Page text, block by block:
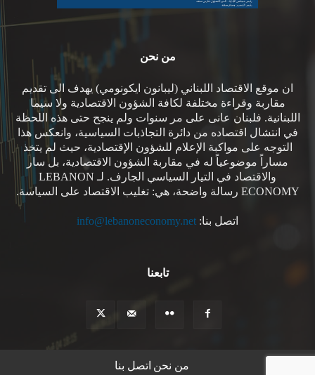
من نحن
ان موقع الاقتصاد اللبناني (ليبانون ايكونومي) يهدف الى تقديم
مقاربة وقراءة مختلفة لكافة الشؤون الاقتصادية ولا سيما
اللبنانية. فلبنان عانى على مر سنوات ولم ينجح حتى هذه اللحظة
في انتشال اقتصاده من دائرة التجاذبات السياسية، وانعكس هذا
التوجه على مواكبة الإعلام للشؤون الإقتصادية، حيث لم يتخذ
مساراً موضوعياً له في مقاربة الشؤون الاقتصادية، بل سار
والاقتصاد في التيار السياسي الجارف. لـ LEBANON
ECONOMY رسالة واضحة، هي: تغليب الاقتصاد على السياسة.
اتصل بنا: info@lebanoneconomy.net
تابعنا
من نحن اتصل بنا